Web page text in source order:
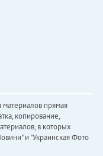
прямая
копирование,
в которых
и "Украинская Фото